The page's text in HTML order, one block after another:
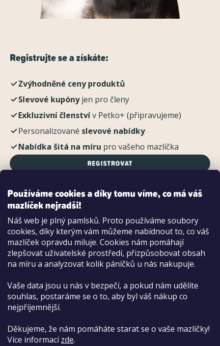
Používáme cookies a díky tomu víme, co má váš
mazlíček nejradši!
Náš web je plný pamlsků. Proto používáme soubory
cookies, díky kterým vám můžeme nabídnout to, co váš
mazlíček opravdu miluje. Cookies nám pomáhají
zlepšovat uživatelské prostředí, přizpůsobovat obsah
na míru a analyzovat kolik páníčků u nás nakupuje.
Vaše data jsou u nás v bezpečí, a pokud nám udělíte
souhlas, postaráme se o to, aby byl váš nákup co
nejpříjemnější.
Děkujeme, že nám pomáháte starat se o vaše mazlíčky!
Více informacízde.
Registrujte se a získáte:
Zvýhodněné ceny produktů
Slevové kupónyjen pro členy
Exkluzivní členstvív Petko+ (připravujeme)
Personalizované slevové nabídky
Nabídka šitá na míru pro vašeho mazlíčka
REGISTROVAT
Možnosti platby:
Dobírkou
Hotově i kartou na pobočce